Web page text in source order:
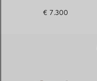
€ 7.300